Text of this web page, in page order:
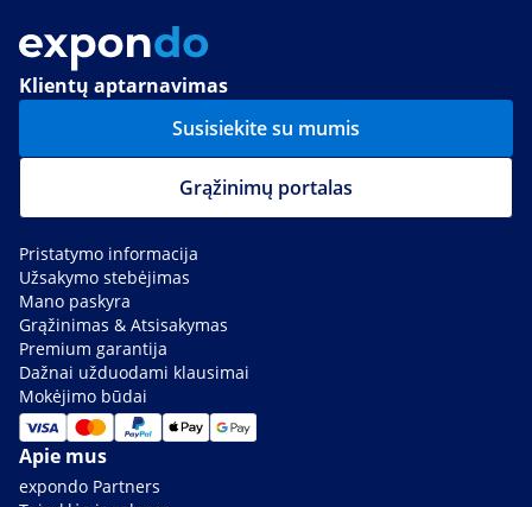
Klientų aptarnavimas
Susisiekite su mumis
Grąžinimų portalas
Pristatymo informacija
Užsakymo stebėjimas
Mano paskyra
Grąžinimas & Atsisakymas
Premium garantija
Dažnai užduodami klausimai
Mokėjimo būdai
Apie mus
expondo Partners